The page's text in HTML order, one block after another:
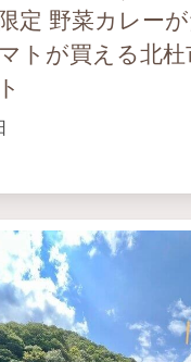
定 野菜カレーが
トが買える北杜